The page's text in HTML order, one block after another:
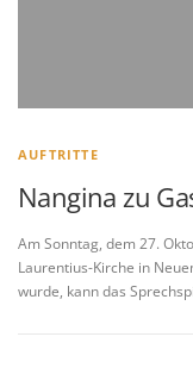
AUFTRITTE
Nangina zu
Am Sonntag, dem 27.
Laurentius-Kirche in
wurde, kann das